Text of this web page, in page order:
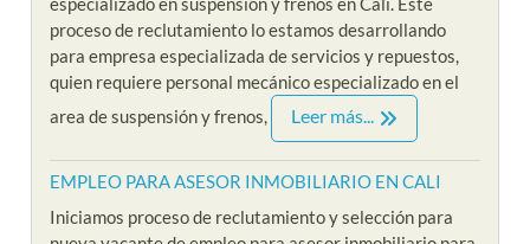
proceso de reclutamiento lo estamos desarrollando
para empresa especializada de servicios y repuestos,
quien requiere personal mecánico especializado en el
area de suspensión y frenos,
Leer más...
EMPLEO PARA ASESOR INMOBILIARIO EN CALI
Iniciamos proceso de reclutamiento y selección para